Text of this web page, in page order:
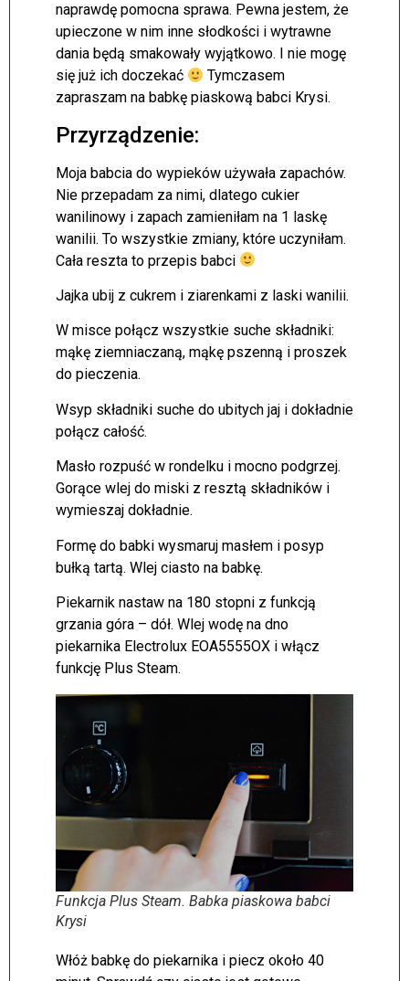
naprawdę pomocna sprawa. Pewna jestem, że
upieczone w nim inne słodkości i wytrawne
dania będą smakowały wyjątkowo. I nie mogę
się już ich doczekać
Tymczasem
zapraszam na babkę piaskową babci Krysi.
Przyrządzenie:
Moja babcia do wypieków używała zapachów.
Nie przepadam za nimi, dlatego cukier
wanilinowy i zapach zamieniłam na 1 laskę
wanilii. To wszystkie zmiany, które uczyniłam.
Cała reszta to przepis babci
Jajka ubij z cukrem i ziarenkami z laski wanilii.
W misce połącz wszystkie suche składniki:
mąkę ziemniaczaną, mąkę pszenną i proszek
do pieczenia.
Wsyp składniki suche do ubitych jaj i dokładnie
połącz całość.
Masło rozpuść w rondelku i mocno podgrzej.
Gorące wlej do miski z resztą składników i
wymieszaj dokładnie.
Formę do babki wysmaruj masłem i posyp
bułką tartą. Wlej ciasto na babkę.
Piekarnik nastaw na 180 stopni z funkcją
grzania góra – dół. Wlej wodę na dno
piekarnika Electrolux EOA5555OX i włącz
funkcję Plus Steam.
Funkcja Plus Steam. Babka piaskowa babci
Krysi
Włóż babkę do piekarnika i piecz około 40